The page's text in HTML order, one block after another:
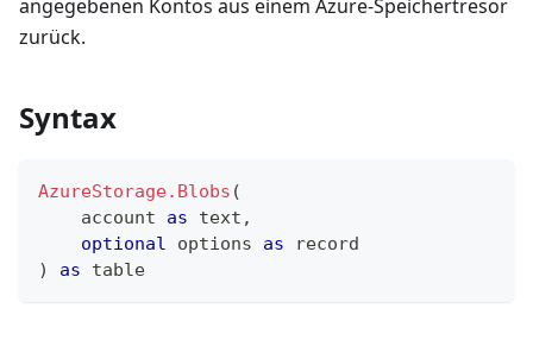
angegebenen Kontos aus einem Azure-Speichertresor
zurück.
Syntax
AzureStorage.Blobs (
    account
as text ,
optional options as
record
)
as table